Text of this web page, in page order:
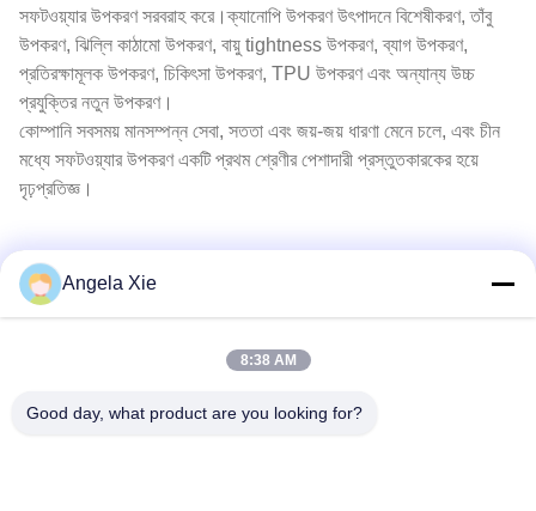
সফটওয়্যার উপকরণ সরবরাহ করে।ক্যানোপি উপকরণ উৎপাদনে বিশেষীকরণ, তাঁবু
উপকরণ, ঝিল্লি কাঠামো উপকরণ, বায়ু tightness উপকরণ, ব্যাগ উপকরণ,
প্রতিরক্ষামূলক উপকরণ, চিকিৎসা উপকরণ, TPU উপকরণ এবং অন্যান্য উচ্চ
প্রযুক্তির নতুন উপকরণ।
কোম্পানি সবসময় মানসম্পন্ন সেবা, সততা এবং জয়-জয় ধারণা মেনে চলে, এবং চীন
মধ্যে সফটওয়্যার উপকরণ একটি প্রথম শ্রেণীর পেশাদারী প্রস্তুতকারকের হয়ে
দৃঢ়প্রতিজ্ঞ।
Angela Xie
8:38 AM
Good day, what product are you looking for?